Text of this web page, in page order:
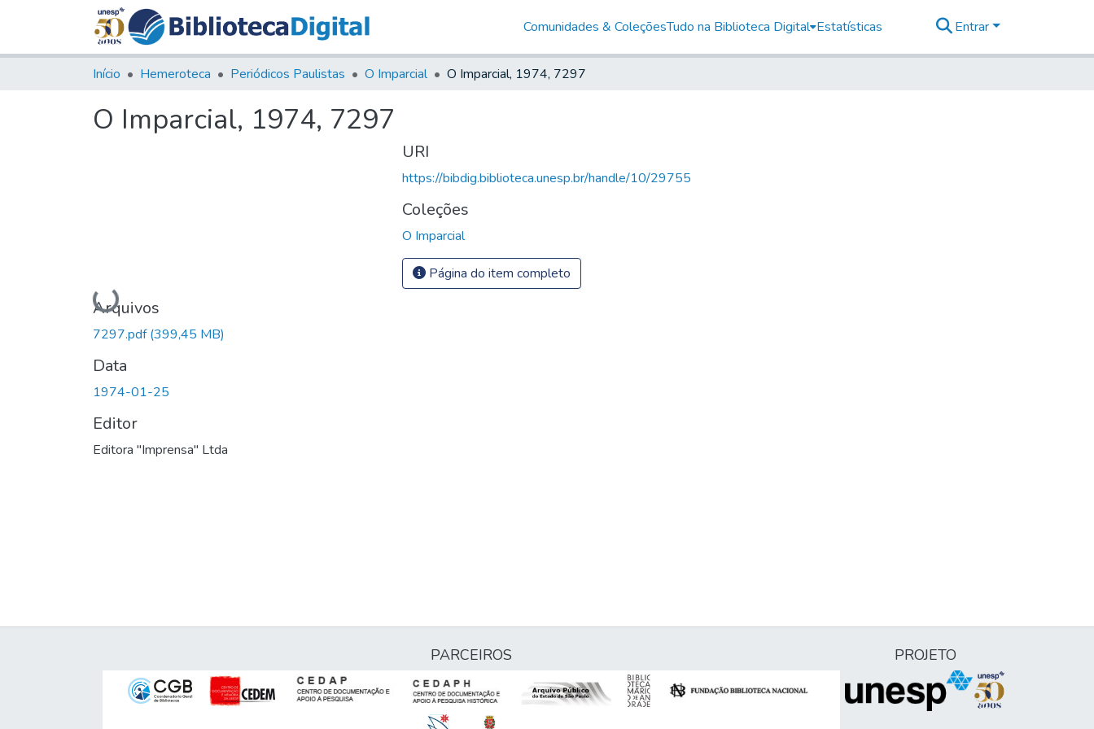
Comunidades & ColeçõesTudo na Biblioteca Digital Estatísticas Entrar
Início Hemeroteca Periódicos Paulistas O Imparcial O Imparcial, 1974, 7297
O Imparcial, 1974, 7297
Carregando...
Arquivos
7297.pdf(399,45 MB)
Data
1974-01-25
Editor
Editora "Imprensa" Ltda
URI
https://bibdig.biblioteca.unesp.br/handle/10/29755
Coleções
O Imparcial
Página do item completo
PARCEIROS PROJETO